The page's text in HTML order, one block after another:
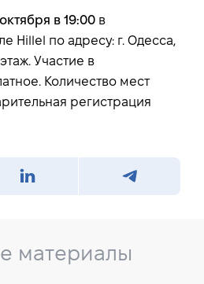
октября в 19:00 в
Hillel по адресу: г. Одесса,
Участие в
Количество мест
регистрация
материалы